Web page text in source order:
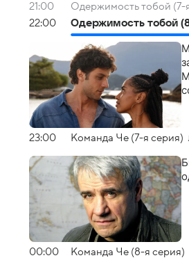
21:00
Одержимость тобой (7-
22:00
Одержимость тобой
23:00 Команда Че (7-я серия)
00:00
Команда Че (8-я серия)